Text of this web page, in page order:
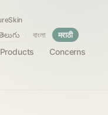
Products
Concerns
বাংলা मराठी